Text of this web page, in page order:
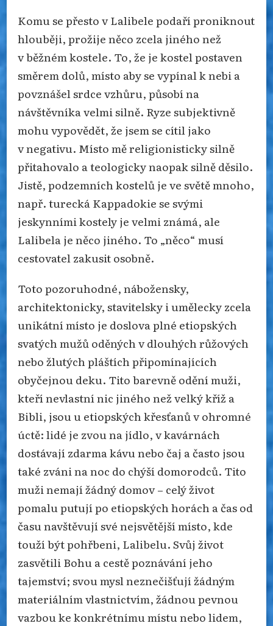
Komu se přesto v Lalibele podaří proniknout
hlouběji, prožije něco zcela jiného než
v běžném kostele. To, že je kostel postaven
směrem dolů, místo aby se vypínal k nebi a
povznášel srdce vzhůru, působí na
návštěvníka velmi silně. Ryze subjektivně
mohu vypovědět, že jsem se cítil jako
v negativu. Místo mě religionisticky silně
přitahovalo a teologicky naopak silně děsilo.
Jistě, podzemních kostelů je ve světě mnoho,
např. turecká Kappadokie se svými
jeskynními kostely je velmi známá, ale
Lalibela je něco jiného. To „něco“ musí
cestovatel zakusit osobně.
Toto pozoruhodné, nábožensky,
architektonicky, stavitelsky i umělecky zcela
unikátní místo je doslova plné etiopských
svatých mužů oděných v dlouhých růžových
nebo žlutých pláštích připomínajících
obyčejnou deku. Tito barevně odění muži,
kteří nevlastní nic jiného než velký kříž a
Bibli, jsou u etiopských křesťanů v ohromné
úctě: lidé je zvou na jídlo, v kavárnách
dostávají zdarma kávu nebo čaj a často jsou
také zváni na noc do chýší domorodců. Tito
muži nemají žádný domov – celý život
pomalu putují po etiopských horách a čas od
času navštěvují své nejsvětější místo, kde
touží být pohřbeni, Lalibelu. Svůj život
zasvětili Bohu a cestě poznávání jeho
tajemství; svou mysl neznečišťují žádným
materiálním vlastnictvím, žádnou pevnou
vazbou ke konkrétnímu místu nebo lidem,